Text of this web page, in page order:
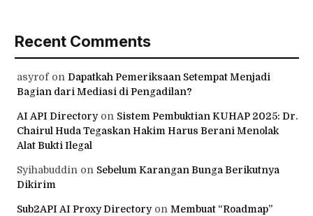
Recent Comments
asyrofon Dapatkah Pemeriksaan Setempat Menjadi
Bagian dari Mediasi di Pengadilan?
AI API Directoryon Sistem Pembuktian KUHAP 2025: Dr.
Chairul Huda Tegaskan Hakim Harus Berani Menolak
Alat Bukti Ilegal
Syihabuddin on Sebelum Karangan Bunga Berikutnya
Dikirim
Sub2API AI Proxy Directoryon Membuat “Roadmap”